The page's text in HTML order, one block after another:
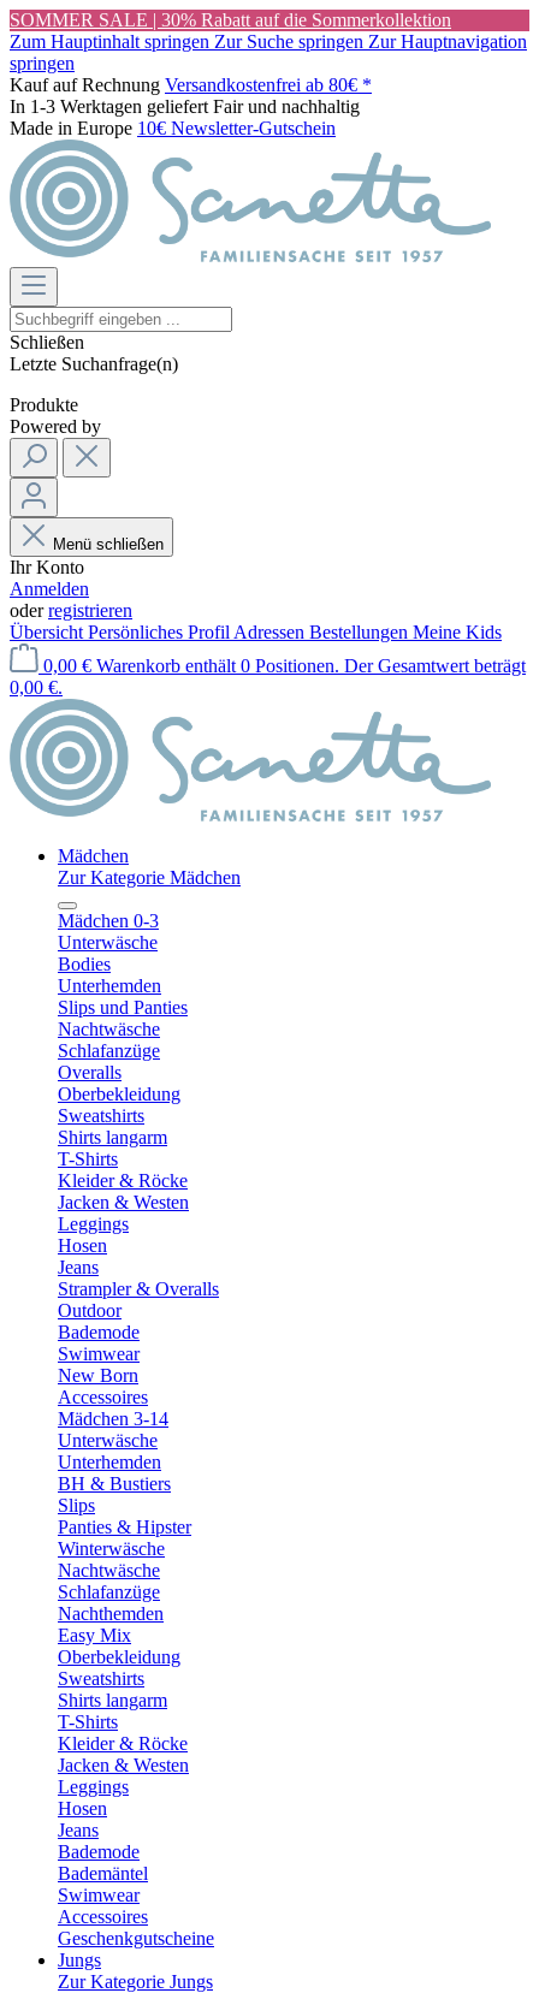
SOMMER SALE | 30% Rabatt auf die Sommerkollektion
Zum Hauptinhalt springen Zur Suche springen Zur Hauptnavigation
springen
Kauf auf Rechnung Versandkostenfrei ab 80€ *
In 1-3 Werktagen geliefert Fair und nachhaltig
Made in Europe 10€ Newsletter-Gutschein
Schließen
Letzte Suchanfrage(n)
Produkte
Powered by
Menü schließen
Ihr Konto
Anmelden
oderregistrieren
Übersicht Persönliches Profil Adressen Bestellungen Meine Kids
0,00 € Warenkorb enthält 0 Positionen. Der Gesamtwert beträgt
0,00 €.
Mädchen
Zur Kategorie Mädchen
Mädchen 0-3
Unterwäsche
Bodies
Unterhemden
Slips und Panties
Nachtwäsche
Schlafanzüge
Overalls
Oberbekleidung
Sweatshirts
Shirts langarm
T-Shirts
Kleider & Röcke
Jacken & Westen
Leggings
Hosen
Jeans
Strampler & Overalls
Outdoor
Bademode
Swimwear
New Born
Accessoires
Mädchen 3-14
Unterwäsche
Unterhemden
BH & Bustiers
Slips
Panties & Hipster
Winterwäsche
Nachtwäsche
Schlafanzüge
Nachthemden
Easy Mix
Oberbekleidung
Sweatshirts
Shirts langarm
T-Shirts
Kleider & Röcke
Jacken & Westen
Leggings
Hosen
Jeans
Bademode
Bademäntel
Swimwear
Accessoires
Geschenkgutscheine
Jungs
Zur Kategorie Jungs